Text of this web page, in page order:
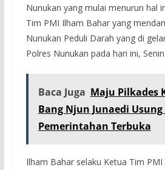
Nunukan yang mulai menurun hal
Tim PMI Ilham Bahar yang
Nunukan Peduli Darah yang di
Polres Nunukan pada hari ini,
Baca Juga Maju Pilkades
Bang Njun Junaedi Usung
Pemerintahan Terbuka
Ilham Bahar selaku Ketua Tim